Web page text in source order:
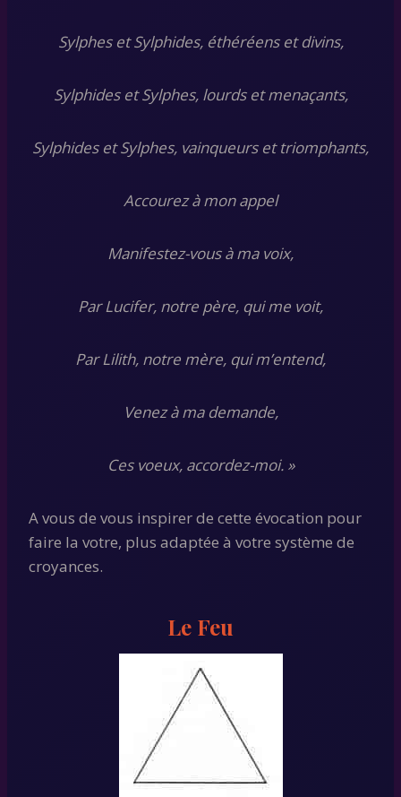
Sylphes et Sylphides, éthéréens et divins,
Sylphides et Sylphes, lourds et menaçants,
Sylphides et Sylphes, vainqueurs et triomphants,
Accourez à mon appel
Manifestez-vous à ma voix,
Par Lucifer, notre père, qui me voit,
Par Lilith, notre mère, qui m’entend,
Venez à ma demande,
Ces voeux, accordez-moi. »
A vous de vous inspirer de cette évocation pour
faire la votre, plus adaptée à votre système de
croyances.
Le Feu